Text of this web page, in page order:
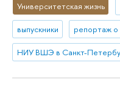
Университетская жизнь
выпускники репортаж о
НИУ ВШЭ в Санкт-